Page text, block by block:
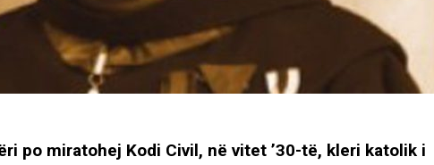
po miratohej Kodi Civil, në vitet ’30-të, kleri katolik i